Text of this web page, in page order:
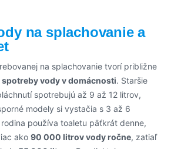
na splachovanie a
na splachovanie tvorí približne
spotreby vody v domácnosti. Staršie
spotrebujú až 9 až 12 litrov,
modely si vystačia s 3 až 6
používa toaletu päťkrát denne,
ako90 000 litrov vody ročne, zatiaľ